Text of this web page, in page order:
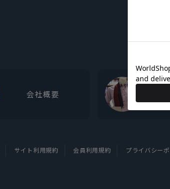
会社概要 東京
サイト利用規約 会員利用規約 プライバシー